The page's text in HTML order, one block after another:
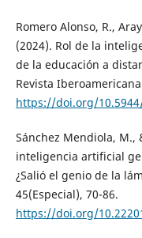
Romero Alonso, R.,
(2024). Rol de la
de la educación a
Revista
https://doi.org/
Sánchez Mendiola, M.,
inteligencia artificial
¿Salió el genio de la
45(Especial), 70-86.
https://doi.org/